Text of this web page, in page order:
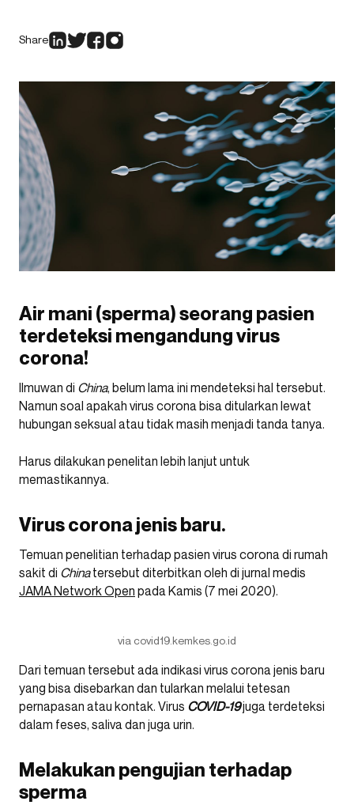
Share
Air mani (sperma) seorang pasien
terdeteksi mengandung virus
corona!
Ilmuwan di China, belum lama ini mendeteksi hal tersebut.
Namun soal apakah virus corona bisa ditularkan lewat
hubungan seksual atau tidak masih menjadi tanda tanya.
Harus dilakukan penelitan lebih lanjut untuk
memastikannya.
Virus corona jenis baru.
Temuan penelitian terhadap pasien virus corona di rumah
sakit di Chinatersebut diterbitkan oleh di jurnal medis
JAMA Network Open pada Kamis (7 mei 2020).
via covid19.kemkes.go.id
Dari temuan tersebut ada indikasi virus corona jenis baru
yang bisa disebarkan dan tularkan melalui tetesan
pernapasan atau kontak. Virus COVID-19juga terdeteksi
dalam feses, saliva dan juga urin.
Melakukan pengujian terhadap
sperma